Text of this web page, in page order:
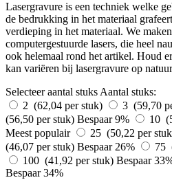
Lasergravure is een techniek welke
de bedrukking in het materiaal
verdieping in het materiaal. We
computergestuurde lasers, die heel
ook helemaal rond het artikel. Houd
kan variëren bij lasergravure op
Selecteer aantal stuksAantal stuks:
2 (62,04 per stuk)
3 (59,70
(56,50 per stuk) Bespaar 9% 10
Meest populair
25 (50,22 per
(46,07 per stuk) Bespaar 26% 75
100 (41,92 per stuk) Bespaar
Bespaar 34%